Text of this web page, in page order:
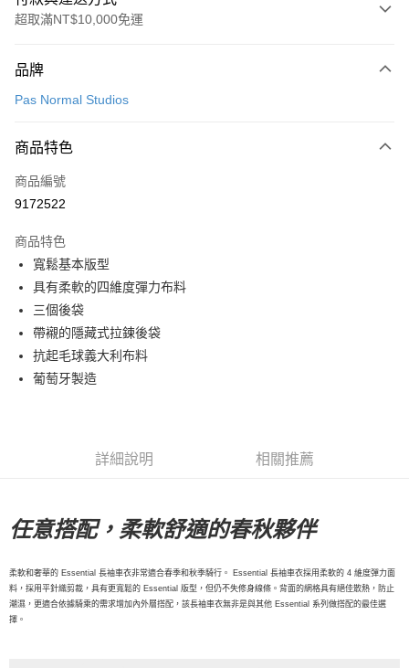
超取滿NT$10,000免運
信用卡一次付款
LINE Pay
Apple Pay
運送方式
全家店到店
每筆NT$80，滿NT$10,000(含以上)免運費
付款後全家取貨
每筆NT$80，滿NT$10,000(含以上)免運費
付款後7-11取貨
宅配
品牌
Pas Normal Studios
商品特色
商品編號
9172522
商品特色
寬鬆基本版型
具有柔軟的四維度彈力布料
三個後袋
帶襯的隱藏式拉鍊後袋
抗起毛球義大利布料
葡萄牙製造
詳細說明 相關推薦
任意搭配，柔軟舒適的春秋夥伴
柔軟和奢華的 Essential 長袖車衣非常適合春季和秋季騎行。 Essential 長袖車衣採用柔軟的 4 維度彈力面
料，採用平針織剪裁，具有更寬鬆的 Essential 版型，但仍不失修身線條。背面的網格具有絕佳散熱，防止
潮濕，更適合依據騎乘的需求增加內外層搭配，該長袖車衣無非是與其他 Essential 系列做搭配的最佳選
擇。